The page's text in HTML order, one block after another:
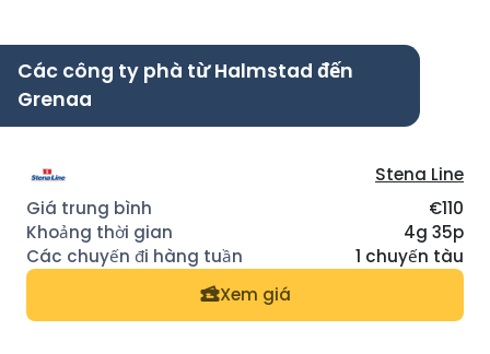
Các công ty phà từ Halmstad đến
Grenaa
Stena Line
€110
4g 35p
1 chuyến tàu
Xem giá